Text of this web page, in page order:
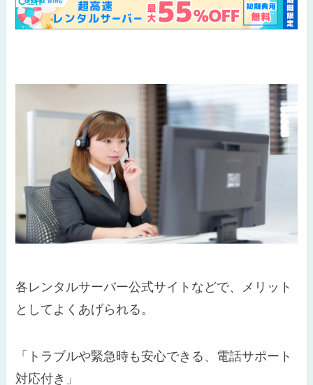
各レンタルサーバー公式サイトなどで、メリット
としてよくあげられる。
「トラブルや緊急時も安心できる、電話サポート
対応付き」